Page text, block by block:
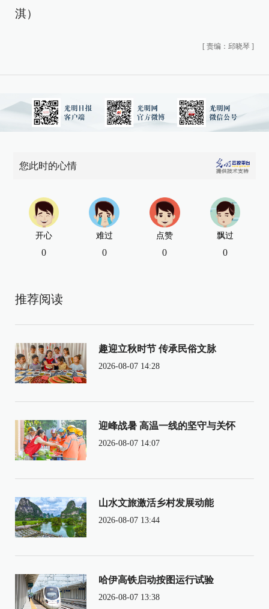
淇）
[ 责编：邱晓琴 ]
您此时的心情
开心
0
难过
0
点赞
0
飘过
0
推荐阅读
趣迎立秋时节 传承民俗文脉
2026-08-07 14:28
迎峰战暑 高温一线的坚守与关怀
2026-08-07 14:07
山水文旅激活乡村发展动能
2026-08-07 13:44
哈伊高铁启动按图运行试验
2026-08-07 13:38